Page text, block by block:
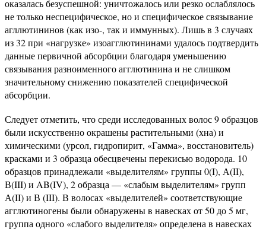
оказалась безуспешной: уничтожалось или резко ослаблялось
не только неспецифическое, но и специфическое связывание
агллютининов (как изо-, так и иммунных). Лишь в 3 случаях
из 32 при «нагрузке» изоагглютининами удалось подтвердить
данные первичной абсорбции благодаря уменьшению
связывания разноименного агглютинина и не слишком
значительному снижению показателей специфической
абсорбции.
Следует отметить, что среди исследованных волос 9 образцов
были искусственно окрашены растительными (хна) и
химическими (урсол, гидропирит, «Гамма», восстановитель)
красками и 3 образца обесцвечены перекисью водорода. 10
образцов принадлежали «выделителям» группы 0(I), А(II),
В(III) и AB(IV), 2 образца — «слабым выделителям» групп
А(II) и В (III). В волосах «выделителей» соответствующие
агглютиногены были обнаружены в навесках от 50 до 5 мг,
группа одного «слабого выделителя» определена в навесках